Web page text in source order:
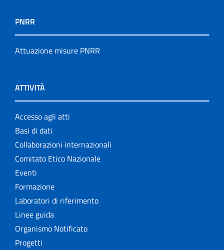
PNRR
Attuazione misure PNRR
ATTIVITÀ
Accesso agli atti
Basi di dati
Collaborazioni internazionali
Comitato Etico Nazionale
Eventi
Formazione
Laboratori di riferimento
Linee guida
Organismo Notificato
Progetti